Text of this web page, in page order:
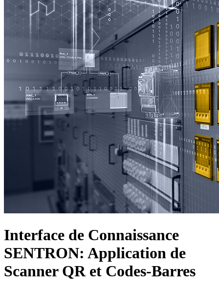
Interface de Connaissance
SENTRON: Application de
Scanner QR et Codes-Barres